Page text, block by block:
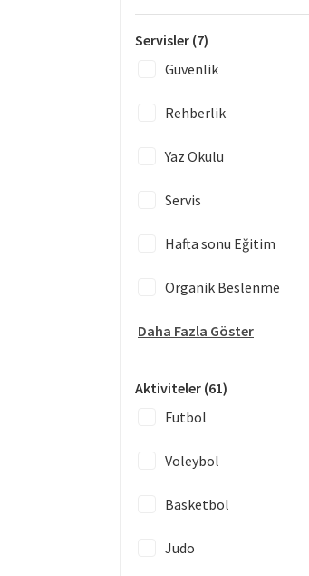
Servisler (7)
Güvenlik
Rehberlik
Yaz Okulu
Servis
Hafta sonu Eğitim
Organik Beslenme
Daha Fazla Göster
Aktiviteler (61)
Futbol
Voleybol
Basketbol
Judo